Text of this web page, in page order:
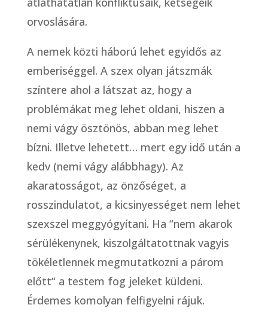
orvoslására.
A nemek közti háború lehet egyidős az
emberiséggel. A szex olyan játszmák
színtere ahol a látszat az, hogy a
problémákat meg lehet oldani, hiszen a
nemi vágy ösztönös, abban meg lehet
bízni. Illetve lehetett… mert egy idő után a
kedv (nemi vágy alábbhagy). Az
akaratosságot, az önzőséget, a
rosszindulatot, a kicsinyességet nem lehet
szexszel meggyógyítani. Ha “nem akarok
sérülékenynek, kiszolgáltatottnak vagyis
tökéletlennek megmutatkozni a párom
előtt“ a testem fog jeleket küldeni.
Érdemes komolyan felfigyelni rájuk.